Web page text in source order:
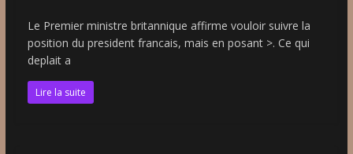
Le Premier ministre britannique affirme vouloir suivre la
position du president francais, mais en posant >. Ce qui
deplait a
Lire la suite